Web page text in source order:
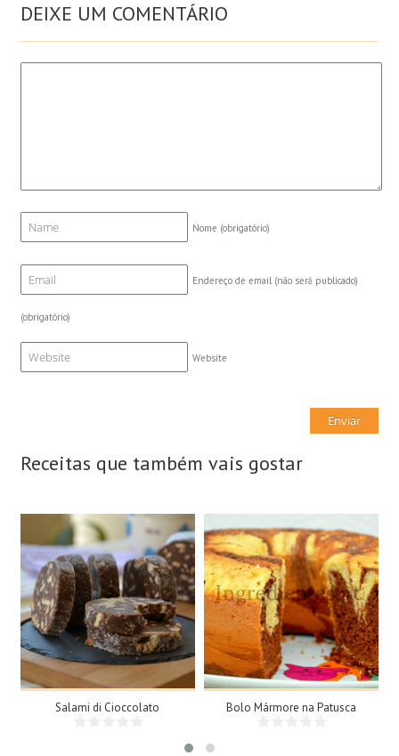
DEIXE UM COMENTÁRIO
Nome (obrigatório)
Endereço de email (não será publicado)
(obrigatório)
Website
Receitas que também vais gostar
15 Fatias
N/A
Salami di Cioccolato
8 Doses
8 Pessoas
25Min
Bolo Mármore na Patusca